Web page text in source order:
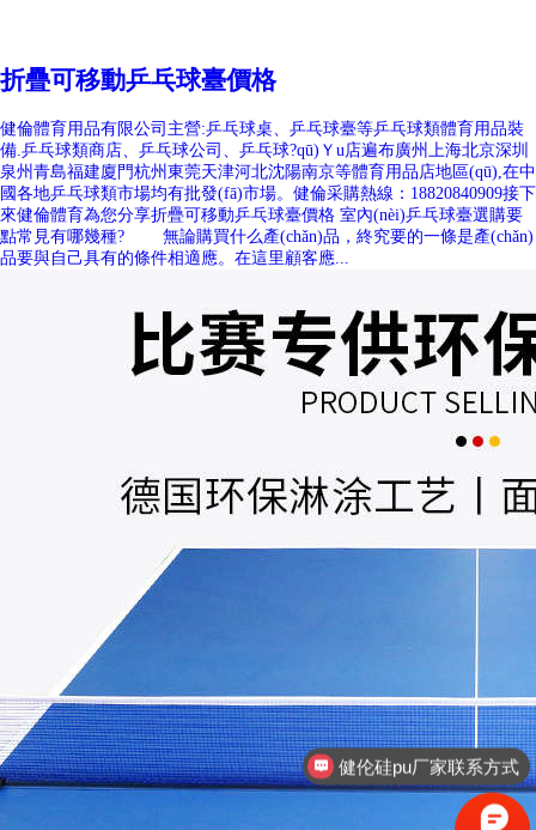
健伦篮球架厂家联系方式
折疊可移動乒乓球臺價格
健倫體育用品有限公司主營:乒乓球桌、乒乓球臺等乒乓球類體育用品裝
備.乒乓球類商店、乒乓球公司、乒乓球?qū)Ｙu店遍布廣州上海北京深圳
泉州青島福建廈門杭州東莞天津河北沈陽南京等體育用品店地區(qū),在中
國各地乒乓球類市場均有批發(fā)市場。健倫采購熱線：18820840909接下
來健倫體育為您分享折疊可移動乒乓球臺價格 室內(nèi)乒乓球臺選購要
點常見有哪幾種? 無論購買什么產(chǎn)品，終究要的一條是產(chǎn)
品要與自己具有的條件相適應。在這里顧客應...